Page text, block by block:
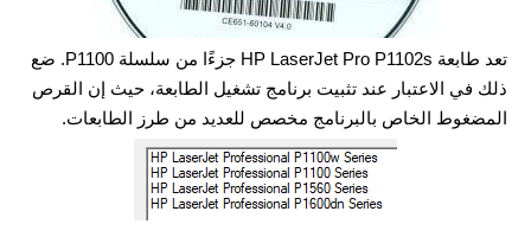
تعد طابعة HP LaserJet Pro P1102s جزءًا من سلسلة P1100. ضع
ذلك في الاعتبار عند تثبيت برنامج تشغيل الطابعة، حيث إن القرص
المضغوط الخاص بالبرنامج مخصص للعديد من طرز الطابعات.